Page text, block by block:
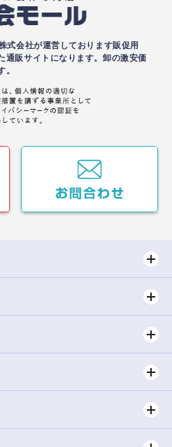
式会社が運営しております販促用
通販サイトになります。卸の激安価